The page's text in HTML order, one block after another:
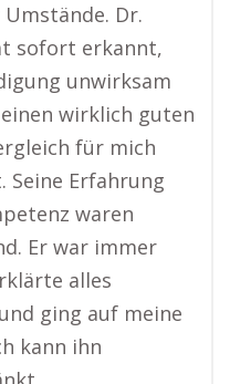
Dr.
sofort erkannt,
unwirksam
wirklich guten
für mich
Seine Erfahrung
waren
Er war immer
alles
ging auf meine
kann ihn